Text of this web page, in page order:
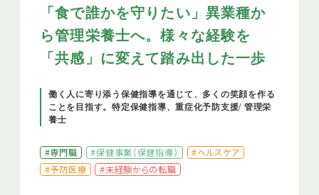
「食で誰かを守りたい」異業種か
ら管理栄養士へ。様々な経験を
「共感」に変えて踏み出した一歩
働く人に寄り添う保健指導を通じて、多くの笑顔を作る
ことを目指す。特定保健指導、重症化予防支援/ 管理栄
養士
#専門職 #保健事業（保健指導）
#ヘルスケア
#予防医療
#未経験からの転職